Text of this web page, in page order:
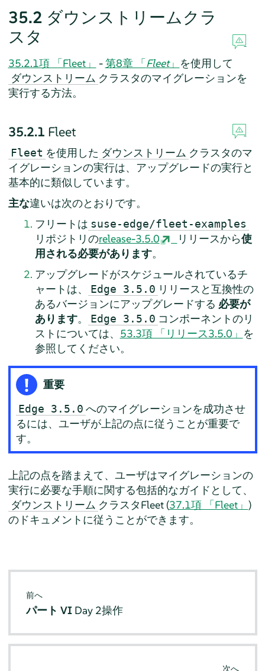
35.2 ダウンストリームクラ
スタ
35.2.1項 「Fleet」 -第8章 「Fleet」 を使用して
ダウンストリーム クラスタのマイグレーションを
実行する方法。
35.2.1 Fleet
Fleet を使用した ダウンストリーム クラスタのマ
イグレーションの実行は、アップグレードの実行と
基本的に類似しています。
主な違いは次のとおりです。
フリートは suse-edge/fleet-examples
リポジトリのrelease-3.5.0 リリースから使
用される必要があります。
アップグレードがスケジュールされているチ
ャートは、
Edge 3.5.0 リリースと互換性の
あるバージョンにアップグレードする 必要が
あります。 Edge 3.5.0 コンポーネントのリ
ストについては、 53.3項 「リリース3.5.0」 を
参照してください。
重要
Edge 3.5.0 へのマイグレーションを成功させ
るには、ユーザが上記の点に従うことが重要で
す。
上記の点を踏まえて、ユーザはマイグレーションの
実行に必要な手順に関する包括的なガイドとして、
ダウンストリーム クラスタFleet (37.1項 「Fleet」 )
のドキュメントに従うことができます。
前へ
パート VI Day 2操作